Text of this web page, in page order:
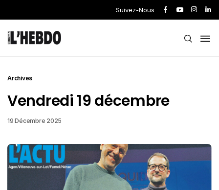
Suivez-Nous
Archives
Vendredi 19 décembre
19 Décembre 2025